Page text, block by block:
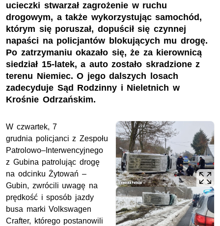
ucieczki stwarzał zagrożenie w ruchu
drogowym, a także wykorzystując samochód,
którym się poruszał, dopuścił się czynnej
napaści na policjantów blokujących mu drogę.
Po zatrzymaniu okazało się, że za kierownicą
siedział 15-latek, a auto zostało skradzione z
terenu Niemiec. O jego dalszych losach
zadecyduje Sąd Rodzinny i Nieletnich w
Krośnie Odrzańskim.
W czwartek, 7
grudnia policjanci z Zespołu
Patrolowo–Interwencyjnego
z Gubina patrolując drogę
na odcinku Żytowań –
Gubin, zwrócili uwagę na
prędkość i sposób jazdy
busa marki Volkswagen
Crafter, którego postanowili